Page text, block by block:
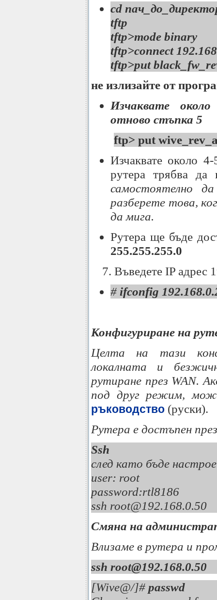
cd
tftp
tftp>mode binary
tftp>connect
tftp>put
не излизайте от
Изчаквате
отново стъпка 5
ftp> put
Изчаквате около
рутера трябва да
самостоятелно
разберете това,
да мига.
Рутера ще бъде
255.255.255.0
7. Въведете IP адрес
# ifconfig
Конфигуриране на
Целта на тази
локалната и
рутиране през WAN.
под друг режим,
ръководство (руски).
Рутера е достъпен
Ssh
след като бъде
user: root
ssh
Смяна на
Влизаме в рутера и
ssh root@192.168.0.50
[Wive@/]# passwd